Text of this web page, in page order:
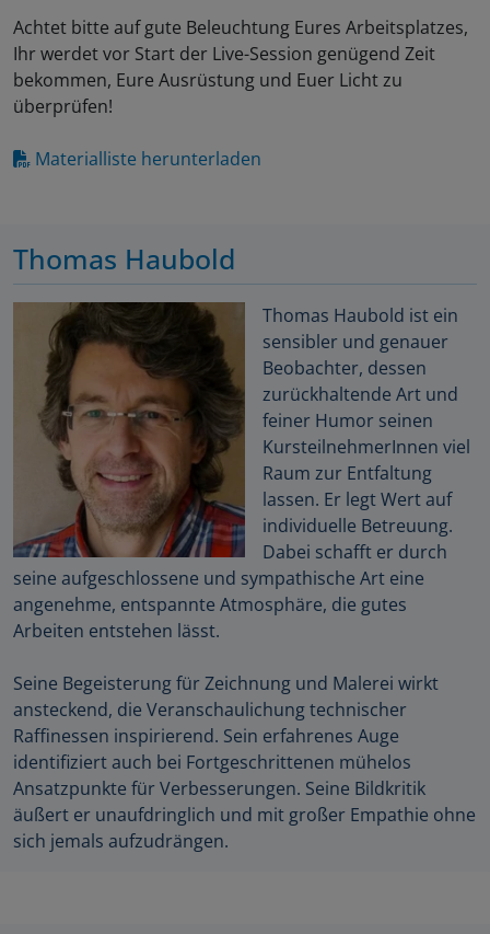
Achtet bitte auf gute Beleuchtung Eures Arbeitsplatzes,
Ihr werdet vor Start der Live-Session genügend Zeit
bekommen, Eure Ausrüstung und Euer Licht zu
überprüfen!
Materialliste herunterladen
Thomas Haubold
Thomas Haubold ist ein
sensibler und genauer
Beobachter, dessen
zurückhaltende Art und
feiner Humor seinen
KursteilnehmerInnen viel
Raum zur Entfaltung
lassen. Er legt Wert auf
individuelle Betreuung.
Dabei schafft er durch
seine aufgeschlossene und sympathische Art eine
angenehme, entspannte Atmosphäre, die gutes
Arbeiten entstehen lässt.
Seine Begeisterung für Zeichnung und Malerei wirkt
ansteckend, die Veranschaulichung technischer
Raffinessen inspirierend. Sein erfahrenes Auge
identifiziert auch bei Fortgeschrittenen mühelos
Ansatzpunkte für Verbesserungen. Seine Bildkritik
äußert er unaufdringlich und mit großer Empathie ohne
sich jemals aufzudrängen.